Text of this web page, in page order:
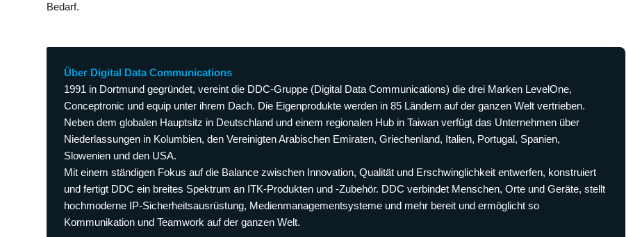
Bedarf.
Über Digital Data Communications
1991 in Dortmund gegründet, vereint die DDC-Gruppe (Digital Data Communications) die drei Marken LevelOne,
Conceptronic und equip unter ihrem Dach. Die Eigenprodukte werden in 85 Ländern auf der ganzen Welt vertrieben.
Neben dem globalen Hauptsitz in Deutschland und einem regionalen Hub in Taiwan verfügt das Unternehmen über
Niederlassungen in Kolumbien, den Vereinigten Arabischen Emiraten, Griechenland, Italien, Portugal, Spanien,
Slowenien und den USA.
Mit einem ständigen Fokus auf die Balance zwischen Innovation, Qualität und Erschwinglichkeit entwerfen, konstruiert
und fertigt DDC ein breites Spektrum an ITK-Produkten und -Zubehör. DDC verbindet Menschen, Orte und Geräte, stellt
hochmoderne IP-Sicherheitsausrüstung, Medienmanagementsysteme und mehr bereit und ermöglicht so
Kommunikation und Teamwork auf der ganzen Welt.